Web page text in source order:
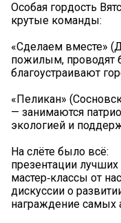
Особая гордость
крутые команды:
«Сделаем вместе»
пожилым, проводят
благоустраивают
«Пеликан»
— занимаются
экологией и
На слёте было всё:
презентации
мастер‑классы от
дискуссии о
награждение самых